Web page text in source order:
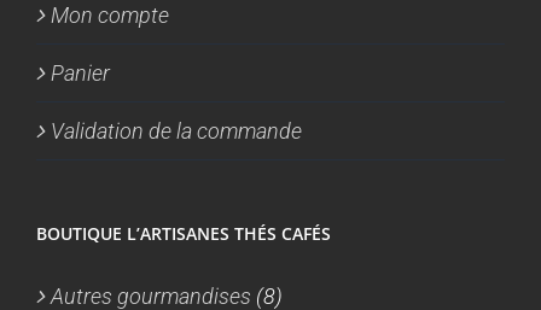
Mon compte
Panier
Validation de la commande
BOUTIQUE L’ARTISANES THÉS CAFÉS
Autres gourmandises (8)